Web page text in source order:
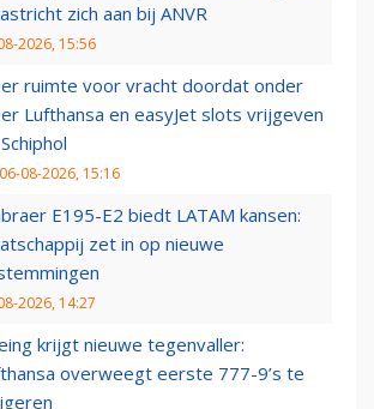
zich aan bij ANVR
2026, 15:56
ruimte voor vracht doordat onder
Lufthansa en easyJet slots vrijgeven
06-08-2026, 15:16
E195-E2 biedt LATAM kansen:
zet in op nieuwe
2026, 14:27
krijgt nieuwe tegenvaller:
overweegt eerste 777-9’s te